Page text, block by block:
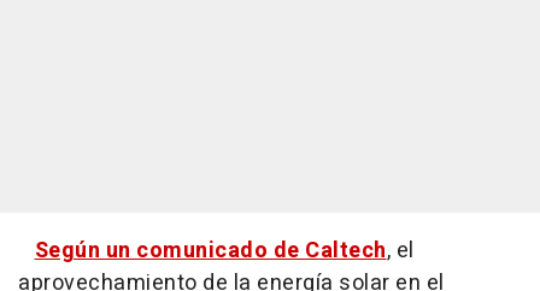
Según un comunicado de Caltech, el
aprovechamiento de la energía solar en el